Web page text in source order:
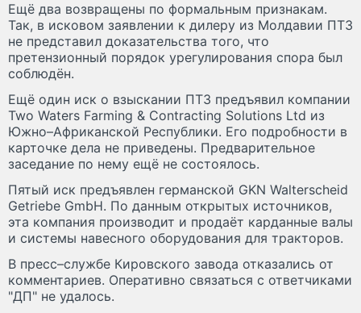
Ещё два возвращены по формальным признакам.
Так, в исковом заявлении к дилеру из Молдавии ПТЗ
не представил доказательства того, что
претензионный порядок урегулирования спора был
соблюдён.
Ещё один иск о взыскании ПТЗ предъявил компании
Two Waters Farming & Contracting Solutions Ltd из
Южно–Африканской Республики. Его подробности в
карточке дела не приведены. Предварительное
заседание по нему ещё не состоялось.
Пятый иск предъявлен германской GKN Walterscheid
Getriebe GmbH. По данным открытых источников,
эта компания производит и продаёт карданные валы
и системы навесного оборудования для тракторов.
В пресс–службе Кировского завода отказались от
комментариев. Оперативно связаться с ответчиками
"ДП" не удалось.